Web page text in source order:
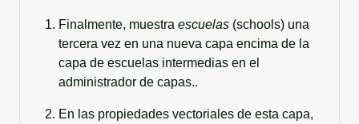
Finalmente, muestra escuelas (schools) una
tercera vez en una nueva capa encima de la
capa de escuelas intermedias en el
administrador de capas..
En las propiedades vectoriales de esta capa,